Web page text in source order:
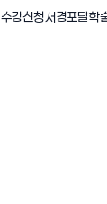
수강신청(새창 열림)
서경포탈(새
학